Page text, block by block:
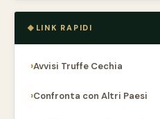
LINK RAPIDI
Avvisi Truffe Cechia
Confronta con Altri Paesi